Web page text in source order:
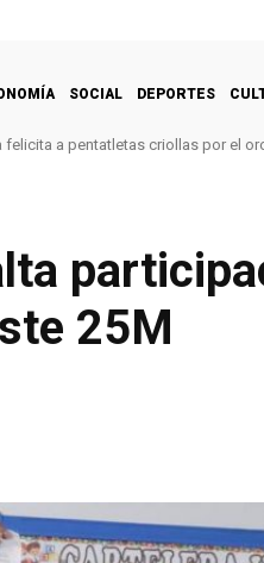
SOCIAL DEPORTES
felicita a pentatletas criollas por el
25M